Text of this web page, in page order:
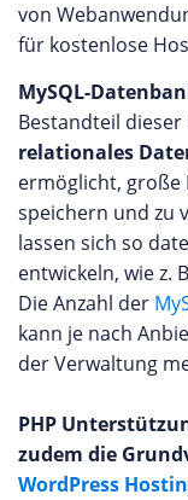
von
für kostenlose
MySQL-
Bestandteil dieser
relationales
ermöglicht,
speichern und zu
lassen sich so
entwickeln, wie z.
Die Anzahl der
kann je nach
der Verwaltung
PHP
zudem die
WordPress